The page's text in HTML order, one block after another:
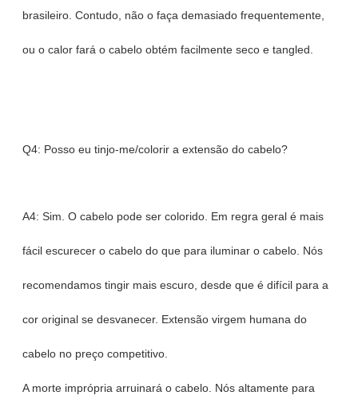
brasileiro. Contudo, não o faça demasiado frequentemente,
ou o calor fará o cabelo obtém facilmente seco e tangled.
Q4: Posso eu tinjo-me/colorir a extensão do cabelo?
A4: Sim. O cabelo pode ser colorido. Em regra geral é mais
fácil escurecer o cabelo do que para iluminar o cabelo. Nós
recomendamos tingir mais escuro, desde que é difícil para a
cor original se desvanecer. Extensão virgem humana do
cabelo no preço competitivo.
A morte imprópria arruinará o cabelo. Nós altamente para